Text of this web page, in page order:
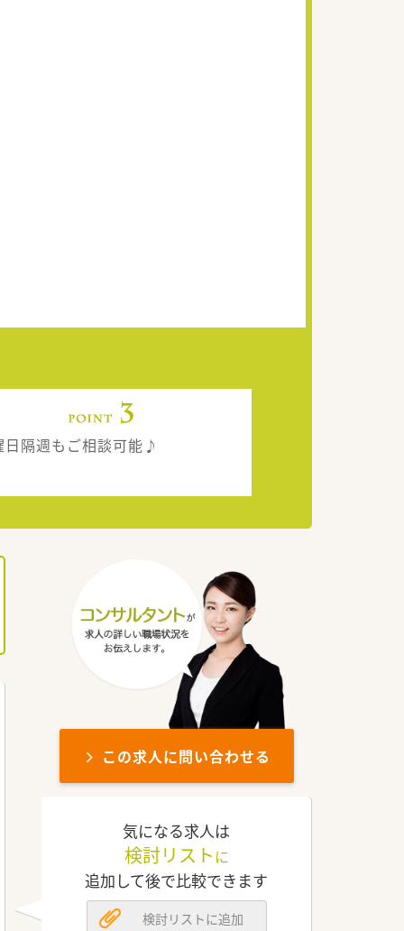
日隔週もご相談可能♪
この求人に問い合わせる
気になる求人は
検討リスト に
追加して後で比較できます
検討リストに追加